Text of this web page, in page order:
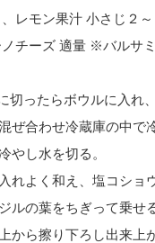
レモン果汁 小さじ２
チーズ 適量 ※バルサ
切ったらボウルに入れ
ぜ合わせ冷蔵庫の中で
やし水を切る。
よく和え、塩コショウ
の葉をちぎって乗せる
から擦り下ろし出来上